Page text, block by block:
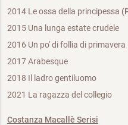
2014 Le ossa della principessa
2015 Una lunga estate crudele
2016 Un po' di follia di primavera
2017 Arabesque
2018 Il ladro gentiluomo
2021 La ragazza del collegio
Costanza Macallè Serisi